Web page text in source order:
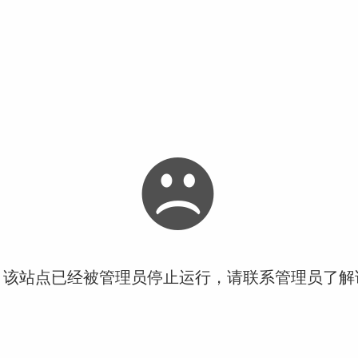
站点已经被管理员停止运行，请联系管理员了